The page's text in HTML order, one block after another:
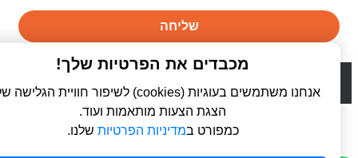
שליחה
WebDigital | וובדיגיטל - עיצוב ובניית אתרים
מכבדים את הפרטיות שלך!
אנחנו משתמשים בעוגיות (cookies) לשיפור חוויית הגלישה שלך,
הצגת הצעות מותאמות ועוד.
כמפורט במדיניות הפרטיותשלנו.